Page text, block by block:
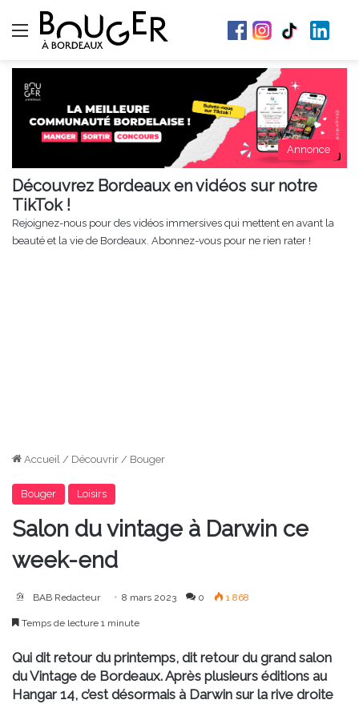
Menu
Annonce
Découvrez Bordeaux en vidéos sur notre
TikTok !
Rejoignez-nous pour des vidéos immersives qui mettent en avant la
beauté et la vie de Bordeaux. Abonnez-vous pour ne rien rater !
Accueil / Découvrir / Bouger
Bouger Loisirs
Salon du vintage à Darwin ce
week-end
BAB Redacteur 8 mars 2023 0 1 868
Temps de lecture 1 minute
Qui dit retour du printemps, dit retour du grand salon
du Vintage de Bordeaux. Après plusieurs éditions au
Hangar 14, c’est désormais à Darwin sur la rive droite